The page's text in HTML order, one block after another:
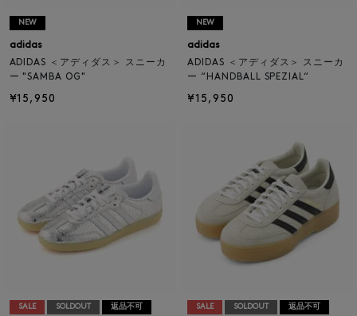
NEW
adidas
ADIDAS ＜アディダス＞ スニーカ
ー "SAMBA OG"
¥15,950
NEW
adidas
ADIDAS ＜アディダス＞ スニーカ
ー “HANDBALL SPEZIAL“
¥15,950
SALE SOLDOUT 返品不可 SALE SOLDOUT 返品不可